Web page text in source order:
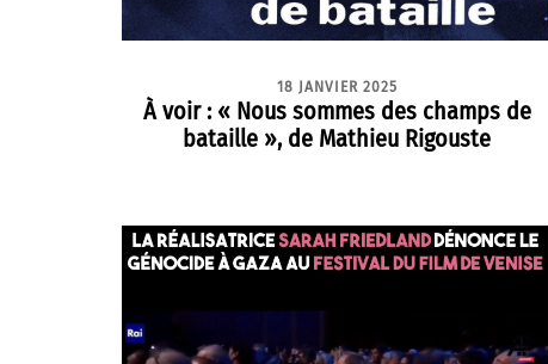
18 JANVIER 2025
À voir : « Nous sommes des champs de
bataille », de Mathieu Rigouste